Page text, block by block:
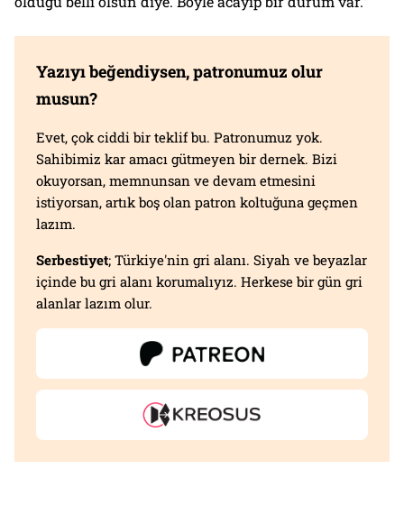
Yazıyı beğendiysen, patronumuz olur
musun?
Evet, çok ciddi bir teklif bu. Patronumuz yok.
Sahibimiz kar amacı gütmeyen bir dernek. Bizi
okuyorsan, memnunsan ve devam etmesini
istiyorsan, artık boş olan patron koltuğuna geçmen
lazım.
Serbestiyet; Türkiye'nin gri alanı. Siyah ve beyazlar
içinde bu gri alanı korumalıyız. Herkese bir gün gri
alanlar lazım olur.